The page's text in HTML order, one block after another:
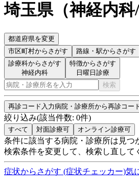
埼玉県（神経内
都道府県を変更
市区町村からさがす 路線・駅からさがす
診療科からさがす
神経内科
特徴からさがす
日曜日診療
検索
再診コード入力病院・診療所から再診コー
絞り込み(該当件数: 0件)
すべて 対面診療可 オンライン診療可
条件に該当する病院・診療所は見つ
検索条件を変更して、検索し直して
症状からさがす (症状チェッカー)気